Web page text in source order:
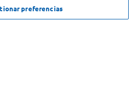
NO DISPONIBLE
preferencias